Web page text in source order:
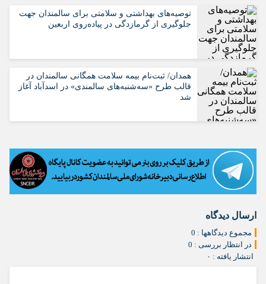
️توصیه‌های بهداشتی و سلامتی برای سالمندان جهت
جلوگیری از گرمازدگی در پیاده‌روی اربعین
همدان/ ثبت‌نام بیمه سلامت همگانی سالمندان در
قالب طرح «سه‌شنبه‌های سالمندی» در اسدآباد آغاز
شد
ارسال دیدگاه
مجموع دیدگاهها : 0
در انتظار بررسی : 0
انتشار یافته : ۰